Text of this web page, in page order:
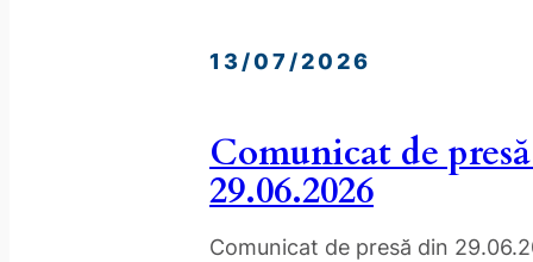
13/07/2026
Comunicat de
29.06.2026
Comunicat de presă din